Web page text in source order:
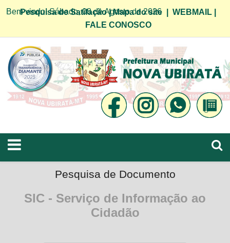
Bem vindo! Sábado, 08 de Agosto de 2026
Pesquisa de Satifação|Mapa do site WEBMAIL
FALE CONOSCO
Pesquisa de Documento
SIC - Serviço de Informação ao
Cidadão